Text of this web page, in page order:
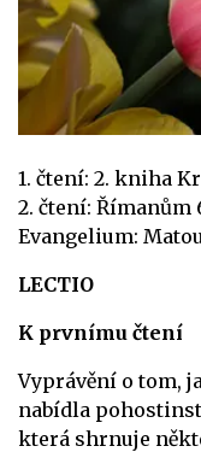
1. čtení: 2. kniha
2. čtení: Římanům
Evangelium:
LECTIO
K prvnímu čtení
Vyprávění o tom,
nabídla
která shrnuje